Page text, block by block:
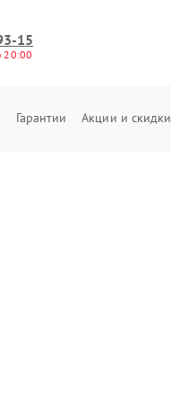
15
20:00
Гарантии Акции и скидки